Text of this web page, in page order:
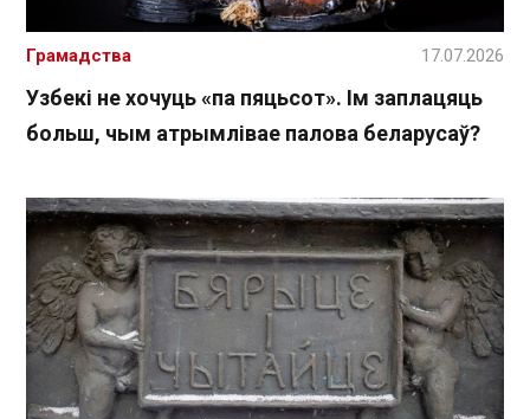
Узбекі не хочуць «па пяцьсот». Ім заплацяць
больш, чым атрымлівае палова беларусаў?
Грамадства 17.07.2026